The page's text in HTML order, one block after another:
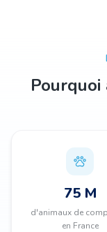
75 M
d'animaux de
en France